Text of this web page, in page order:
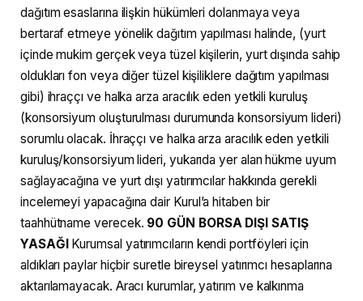
dağıtım esaslarına ilişkin hükümleri dolanmaya veya
bertaraf etmeye yönelik dağıtım yapılması halinde, (yurt
içinde mukim gerçek veya tüzel kişilerin, yurt dışında sahip
oldukları fon veya diğer tüzel kişiliklere dağıtım yapılması
gibi) ihraççı ve halka arza aracılık eden yetkili kuruluş
(konsorsiyum oluşturulması durumunda konsorsiyum lideri)
sorumlu olacak. İhraççı ve halka arza aracılık eden yetkili
kuruluş/konsorsiyum lideri, yukarıda yer alan hükme uyum
sağlayacağına ve yurt dışı yatırımcılar hakkında gerekli
incelemeyi yapacağına dair Kurul’a hitaben bir
taahhütname verecek. 90 GÜN BORSA DIŞI SATIŞ
YASAĞIKurumsal yatırımcıların kendi portföyleri için
aldıkları paylar hiçbir suretle bireysel yatırımcı hesaplarına
aktarılamayacak. Aracı kurumlar, yatırım ve kalkınma